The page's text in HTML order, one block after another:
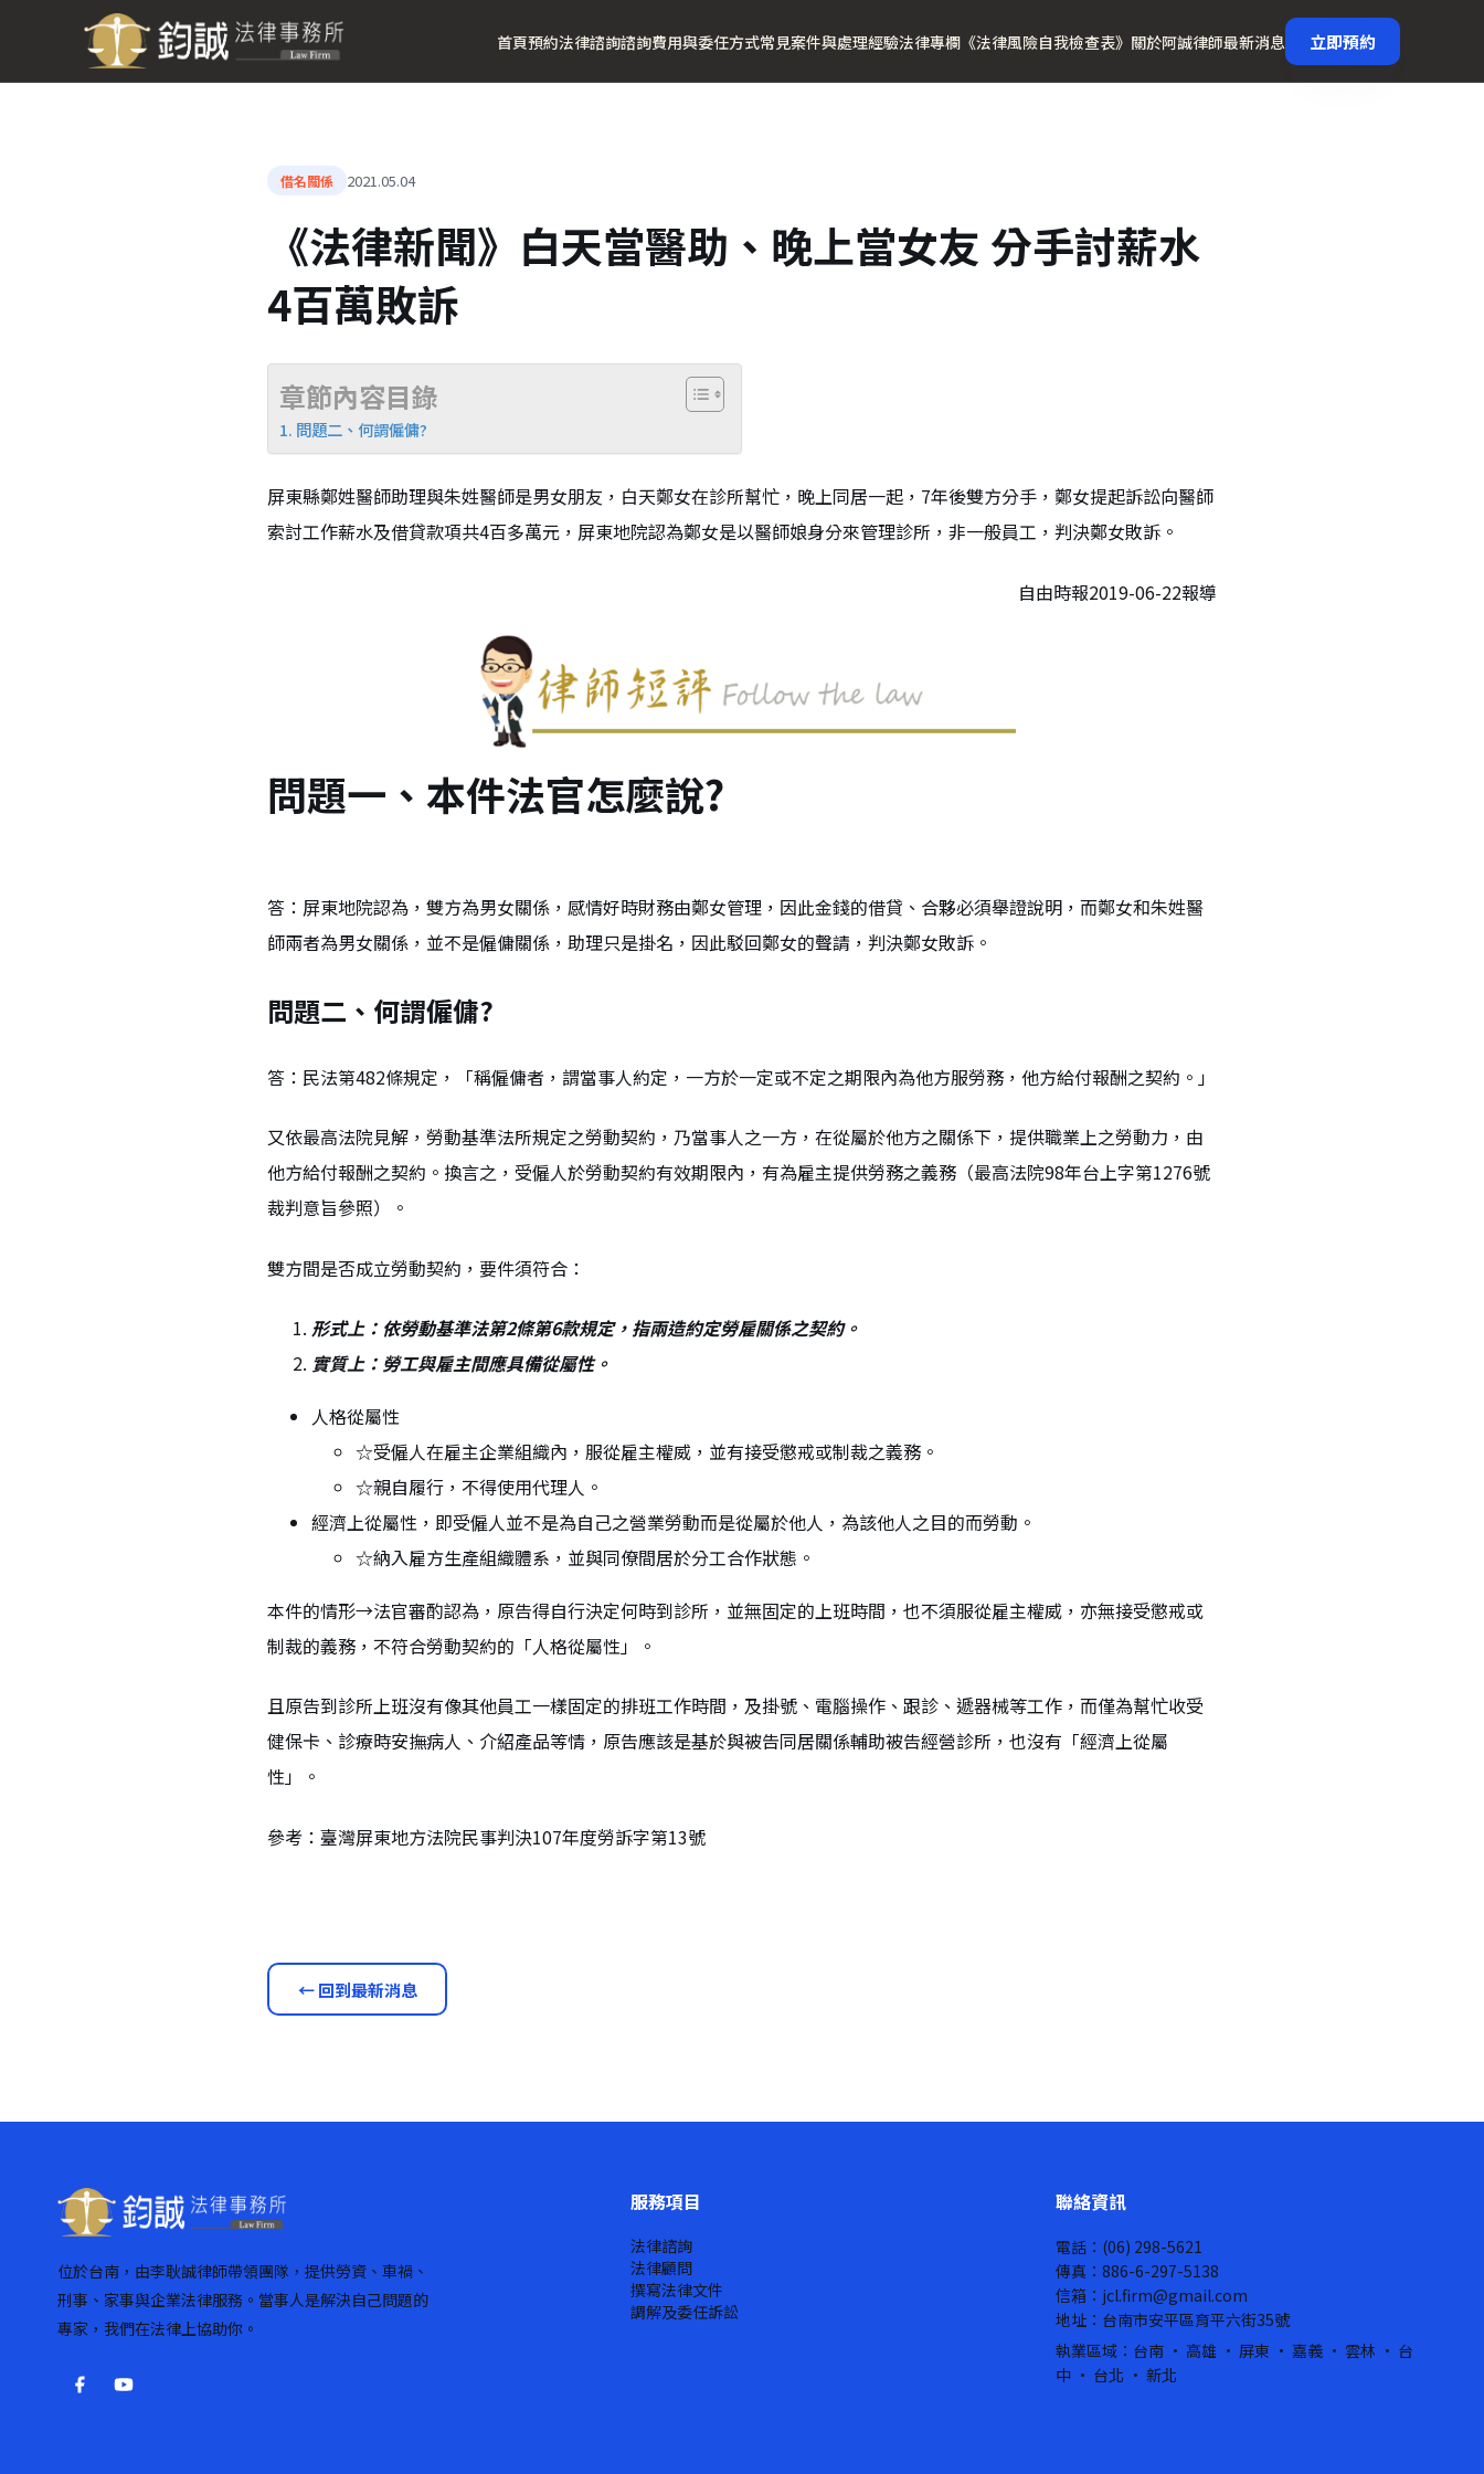
首頁預約法律諮詢諮詢費用與委任方式常見案件與處理經驗法律專欄 《法律風險自我檢查表》 關於阿誠律師最新消息 立即預約
借名關係 2021.05.04
《法律新聞》白天當醫助、晚上當女友 分手討薪水
4百萬敗訴
章節內容目錄
問題二、何謂僱傭?
屏東縣鄭姓醫師助理與朱姓醫師是男女朋友，白天鄭女在診所幫忙，晚上同居一起，7年後雙方分手，鄭女提起訴訟向醫師
索討工作薪水及借貸款項共4百多萬元，屏東地院認為鄭女是以醫師娘身分來管理診所，非一般員工，判決鄭女敗訴。
自由時報2019-06-22報導
問題一、本件法官怎麼說?
答：屏東地院認為，雙方為男女關係，感情好時財務由鄭女管理，因此金錢的借貸、合夥必須舉證說明，而鄭女和朱姓醫
師兩者為男女關係，並不是僱傭關係，助理只是掛名，因此駁回鄭女的聲請，判決鄭女敗訴。
問題二、何謂僱傭?
答：民法第482條規定，「稱僱傭者，謂當事人約定，一方於一定或不定之期限內為他方服勞務，他方給付報酬之契約。」
又依最高法院見解，勞動基準法所規定之勞動契約，乃當事人之一方，在從屬於他方之關係下，提供職業上之勞動力，由
他方給付報酬之契約。換言之，受僱人於勞動契約有效期限內，有為雇主提供勞務之義務（最高法院98年台上字第1276號
裁判意旨參照）。
雙方間是否成立勞動契約，要件須符合：
形式上：依勞動基準法第2條第6款規定，指兩造約定勞雇關係之契約。
實質上：勞工與雇主間應具備從屬性。
人格從屬性
☆受僱人在雇主企業組織內，服從雇主權威，並有接受懲戒或制裁之義務。
☆親自履行，不得使用代理人。
經濟上從屬性，即受僱人並不是為自己之營業勞動而是從屬於他人，為該他人之目的而勞動。
☆納入雇方生產組織體系，並與同僚間居於分工合作狀態。
本件的情形→法官審酌認為，原告得自行決定何時到診所，並無固定的上班時間，也不須服從雇主權威，亦無接受懲戒或
制裁的義務，不符合勞動契約的「人格從屬性」。
且原告到診所上班沒有像其他員工一樣固定的排班工作時間，及掛號、電腦操作、跟診、遞器械等工作，而僅為幫忙收受
健保卡、診療時安撫病人、介紹產品等情，原告應該是基於與被告同居關係輔助被告經營診所，也沒有「經濟上從屬
性」。
參考：臺灣屏東地方法院民事判決107年度勞訴字第13號
← 回到最新消息
位於台南，由李耿誠律師帶領團隊，提供勞資、車禍、
刑事、家事與企業法律服務。當事人是解決自己問題的
專家，我們在法律上協助你。
服務項目
法律諮詢
法律顧問
撰寫法律文件
調解及委任訴訟
聯絡資訊
電話：(06) 298-5621
傳真：886-6-297-5138
信箱：jcl.firm@gmail.com
地址：台南市安平區育平六街35號
執業區域：台南 · 高雄 · 屏東 · 嘉義 · 雲林 · 台
中 · 台北 · 新北